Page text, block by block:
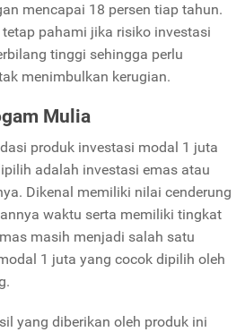
mencapai 18 persen tiap tahun.
pahami jika risiko investasi
tinggi sehingga perlu
menimbulkan kerugian.
Mulia
produk investasi modal 1 juta
adalah investasi emas atau
Dikenal memiliki nilai cenderung
waktu serta memiliki tingkat
masih menjadi salah satu
1 juta yang cocok dipilih oleh
yang diberikan oleh produk ini